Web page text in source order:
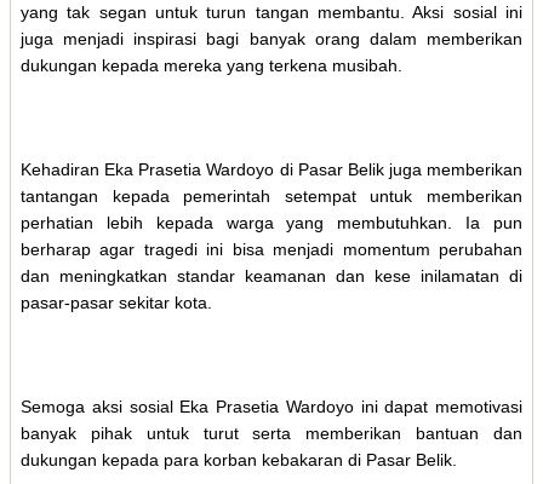
yang tak segan untuk turun tangan membantu. Aksi sosial ini
juga menjadi inspirasi bagi banyak orang dalam memberikan
dukungan kepada mereka yang terkena musibah.
Kehadiran Eka Prasetia Wardoyo di Pasar Belik juga memberikan
tantangan kepada pemerintah setempat untuk memberikan
perhatian lebih kepada warga yang membutuhkan. Ia pun
berharap agar tragedi ini bisa menjadi momentum perubahan
dan meningkatkan standar keamanan dan kese inilamatan di
pasar-pasar sekitar kota.
Semoga aksi sosial Eka Prasetia Wardoyo ini dapat memotivasi
banyak pihak untuk turut serta memberikan bantuan dan
dukungan kepada para korban kebakaran di Pasar Belik.